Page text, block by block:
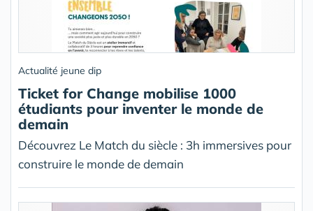
Actualité jeune dip
Ticket for Change mobilise 1000
étudiants pour inventer le monde de
demain
Découvrez Le Match du siècle : 3h immersives pour
construire le monde de demain